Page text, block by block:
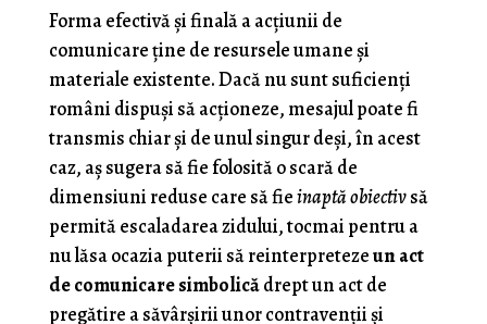
Forma efectivă şi finală a acţiunii de
comunicare ţine de resursele umane şi
materiale existente. Dacă nu sunt suficienţi
români dispuşi să acţioneze, mesajul poate fi
transmis chiar şi de unul singur deşi, în acest
caz, aş sugera să fie folosită o scară de
dimensiuni reduse care să fieinaptă obiectivsă
permită escaladarea zidului, tocmai pentru a
nu lăsa ocazia puterii să reinterpretezeun act
de comunicare simbolicădrept un act de
pregătire a săvârşirii unor contravenţii şi